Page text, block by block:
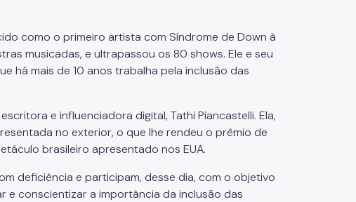
como o primeiro artista com Síndrome de Down à
musicadas, e ultrapassou os 80 shows. Ele e seu
há mais de 10 anos trabalha pela inclusão das
e influenciadora digital, Tathi Piancastelli. Ela,
no exterior, o que lhe rendeu o prêmio de
brasileiro apresentado nos EUA.
deficiência e participam, desse dia, com o objetivo
e conscientizar a importância da inclusão das